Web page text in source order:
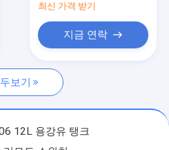
최신 가격 받기
지금 연락
보기
12L 용강유 탱크